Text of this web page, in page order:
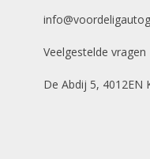
E-mailadres *
Veelgestelde vragen
De Abdij 5, 4012EN